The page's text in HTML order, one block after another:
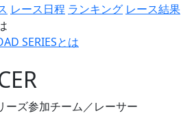
レース日程 ランキング レース結果
SERIESとは
ーズ参加チーム／レーサー